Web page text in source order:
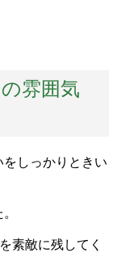
雰囲気
しっかりときい
素敵に残してく